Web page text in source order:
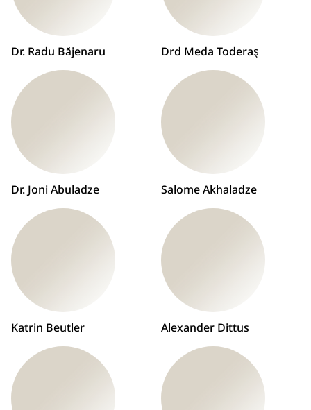
Dr. Radu Băjenaru Drd Meda Toderaş
Dr. Joni Abuladze Salome Akhaladze
Katrin Beutler Alexander Dittus